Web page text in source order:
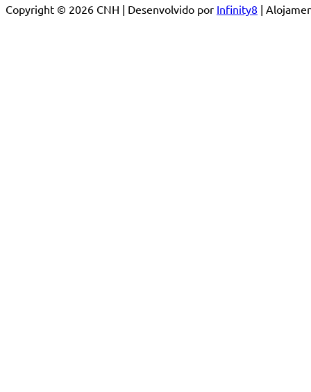
Copyright © 2026 CNH | Desenvolvido por Infinity8 |